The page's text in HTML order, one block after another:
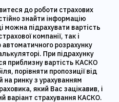
до роботи страхових
знайти інформацію
підрахувати вартість
компанії, так і
розрахунку
При підрахунку
приблизну вартість КАСКО
порівняти пропозиції від
на ринку з урахуванням
який Вас зацікавив, і
варіант страхування КАСКО.